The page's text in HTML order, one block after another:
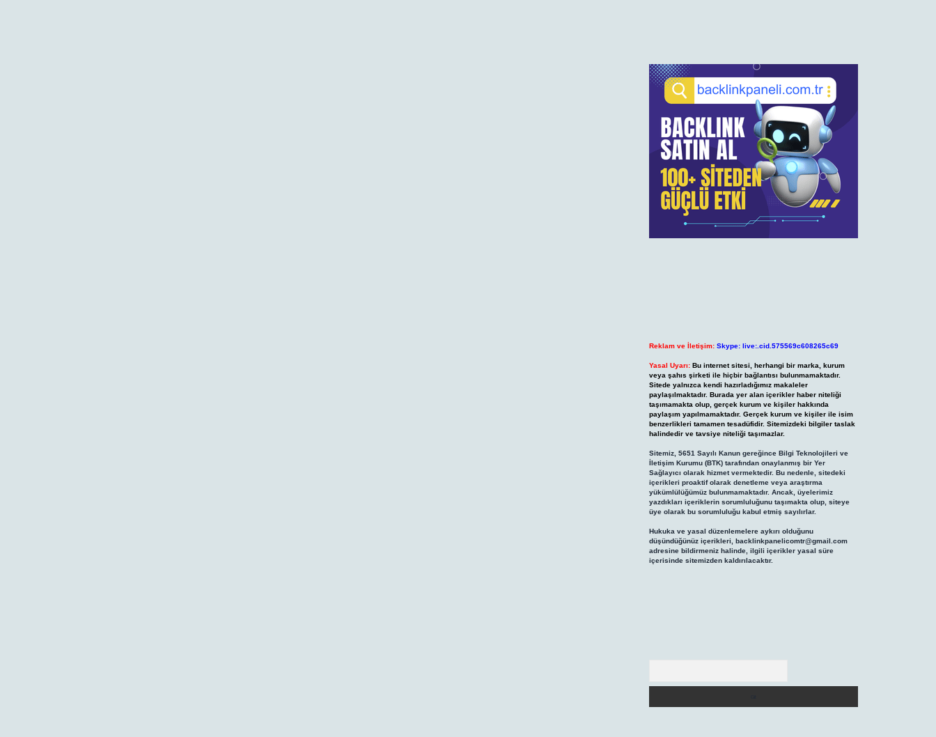
Reklam ve İletişim: Skype: live:.cid.575569c608265c69
Yasal Uyarı: Bu internet sitesi, herhangi bir marka, kurum
veya şahıs şirketi ile hiçbir bağlantısı bulunmamaktadır.
Sitede yalnızca kendi hazırladığımız makaleler
paylaşılmaktadır. Burada yer alan içerikler haber niteliği
taşımamakta olup, gerçek kurum ve kişiler hakkında
paylaşım yapılmamaktadır. Gerçek kurum ve kişiler ile isim
benzerlikleri tamamen tesadüfidir. Sitemizdeki bilgiler taslak
halindedir ve tavsiye niteliği taşımazlar.
Sitemiz, 5651 Sayılı Kanun gereğince Bilgi Teknolojileri ve
İletişim Kurumu (BTK) tarafından onaylanmış bir Yer
Sağlayıcı olarak hizmet vermektedir. Bu nedenle, sitedeki
içerikleri proaktif olarak denetleme veya araştırma
yükümlülüğümüz bulunmamaktadır. Ancak, üyelerimiz
yazdıkları içeriklerin sorumluluğunu taşımakta olup, siteye
üye olarak bu sorumluluğu kabul etmiş sayılırlar.
Hukuka ve yasal düzenlemelere aykırı olduğunu
düşündüğünüz içerikleri, backlinkpanelicomtr@gmail.com
adresine bildirmeniz halinde, ilgili içerikler yasal süre
içerisinde sitemizden kaldırılacaktır.